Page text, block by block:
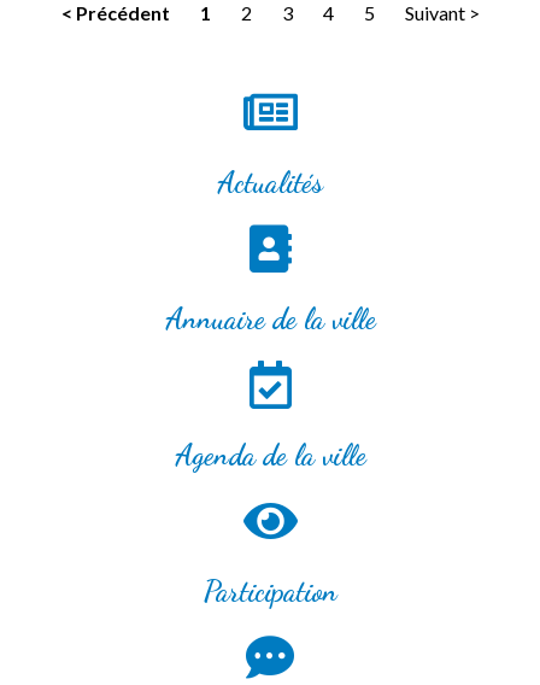
< Précédent 1 2 3 4 5 Suivant >
Actualités
Annuaire de la ville
Agenda de la ville
Participation